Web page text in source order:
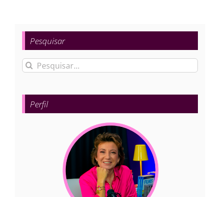
Pesquisar
Buscar
para:
Perfil